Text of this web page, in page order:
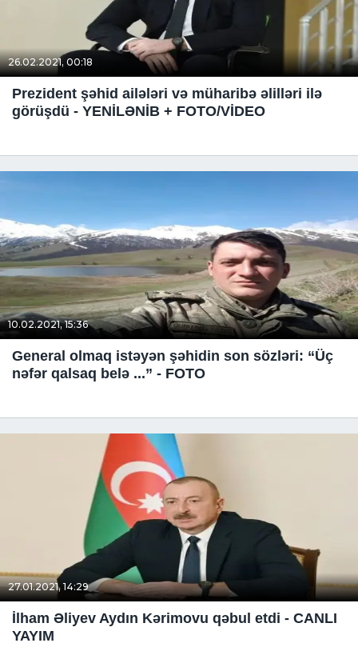
26.02.2021, 00:18
Prezident şəhid ailələri və müharibə əlilləri ilə
görüşdü - YENİLƏNİB + FOTO/VİDEO
10.02.2021, 15:36
General olmaq istəyən şəhidin son sözləri: “Üç
nəfər qalsaq belə ...” - FOTO
27.01.2021, 14:29
İlham Əliyev Aydın Kərimovu qəbul etdi - CANLI
YAYIM